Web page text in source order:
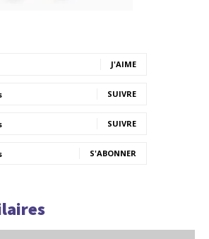
J'AIME
SUIVRE
SUIVRE
S'ABONNER